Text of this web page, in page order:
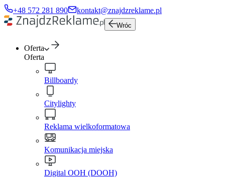
+48 572 281 890 kontakt@znajdzreklame.pl
Wróc
Oferta
Oferta
Billboardy
Citylighty
Reklama wielkoformatowa
Komunikacja miejska
Digital OOH (DOOH)